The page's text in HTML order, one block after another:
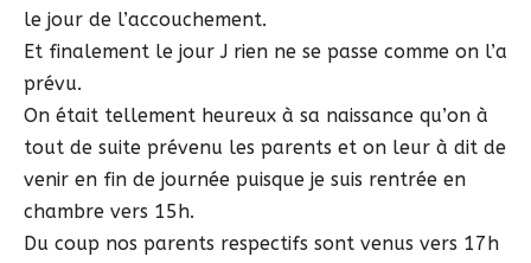
le jour de l’accouchement.
Et finalement le jour J rien ne se passe comme on l’a
prévu.
On était tellement heureux à sa naissance qu’on à
tout de suite prévenu les parents et on leur à dit de
venir en fin de journée puisque je suis rentrée en
chambre vers 15h.
Du coup nos parents respectifs sont venus vers 17h